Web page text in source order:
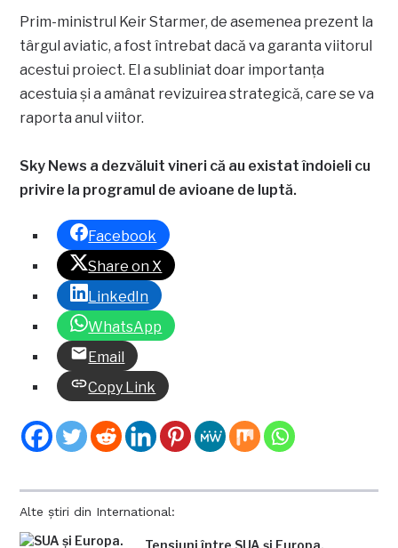
Alte știri din International:
Tensiuni între SUA și Europa.
Prim-ministrul Keir Starmer, de asemenea prezent la
târgul aviatic, a fost întrebat dacă va garanta viitorul
acestui proiect. El a subliniat doar importanța
acestuia și a amânat revizuirea strategică, care se va
raporta anul viitor.
Sky News a dezvăluit vineri că au existat îndoieli cu
privire la programul de avioane de luptă.
Facebook
Share on X
LinkedIn
WhatsApp
Email
Copy Link